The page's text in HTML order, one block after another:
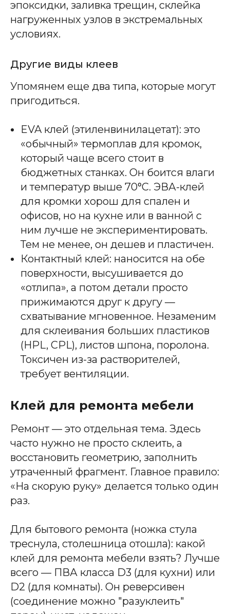
эпоксидки, заливка трещин, склейка
нагруженных узлов в экстремальных
условиях.
Другие виды клеев
Упомянем еще два типа, которые могут
пригодиться.
EVA клей (этиленвинилацетат): это
«обычный» термоплав для кромок,
который чаще всего стоит в
бюджетных станках. Он боится влаги
и температур выше 70°C. ЭВА-клей
для кромки хорош для спален и
офисов, но на кухне или в ванной с
ним лучше не экспериментировать.
Тем не менее, он дешев и пластичен.
Контактный клей: наносится на обе
поверхности, высушивается до
«отлипа», а потом детали просто
прижимаются друг к другу —
схватывание мгновенное. Незаменим
для склеивания больших пластиков
(HPL, CPL), листов шпона, поролона.
Токсичен из-за растворителей,
требует вентиляции.
Клей для ремонта мебели
Ремонт — это отдельная тема. Здесь
часто нужно не просто склеить, а
восстановить геометрию, заполнить
утраченный фрагмент. Главное правило:
«На скорую руку» делается только один
раз.
Для бытового ремонта (ножка стула
треснула, столешница отошла): какой
клей для ремонта мебели взять? Лучше
всего — ПВА класса D3 (для кухни) или
D2 (для комнаты). Он реверсивен
(соединение можно "разуклеить"